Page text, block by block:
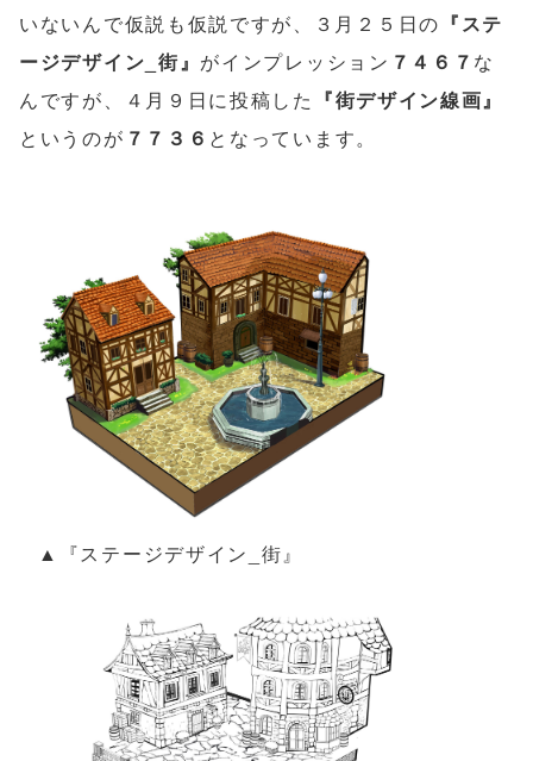
いないんで仮説も仮説ですが、３月２５日の 『ステ
ージデザイン_街』 がインプレッション ７４６７ な
んですが、４月９日に投稿した 『街デザイン線画』
というのが ７７３６ となっています。
▲『ステージデザイン_街』